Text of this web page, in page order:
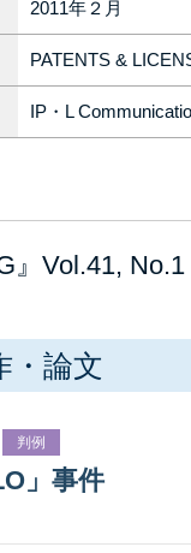
2011年２月
PATENTS &
IP・L
』Vol.41,
論文
判例
」事件